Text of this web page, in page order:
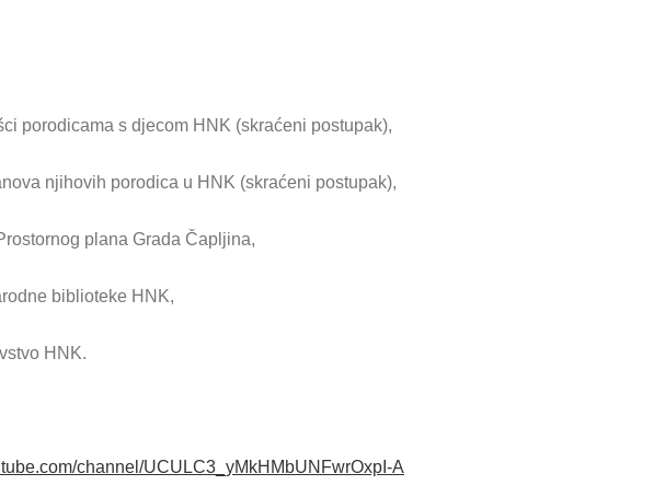
porodicama s djecom HNK (skraćeni postupak),
njihovih porodica u HNK (skraćeni postupak),
plana Grada Čapljina,
biblioteke HNK,
HNK.
channel/UCULC3_yMkHMbUNFwrOxpI-A